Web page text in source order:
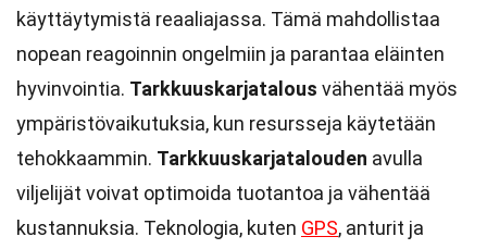
käyttäytymistä reaaliajassa. Tämä mahdollistaa
nopean reagoinnin ongelmiin ja parantaa eläinten
hyvinvointia. Tarkkuuskarjatalous vähentää myös
ympäristövaikutuksia, kun resursseja käytetään
tehokkaammin. Tarkkuuskarjatalouden avulla
viljelijät voivat optimoida tuotantoa ja vähentää
kustannuksia. Teknologia, kuten GPS, anturit ja